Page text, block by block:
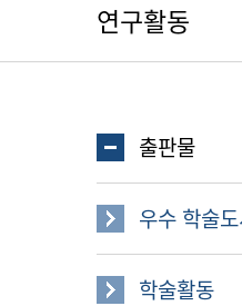
연구활동
출판물
우수 학술
학술활동